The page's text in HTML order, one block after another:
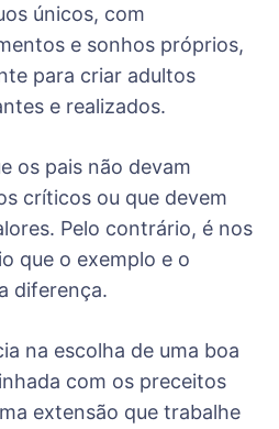
únicos, com
e sonhos próprios,
para criar adultos
e realizados.
os pais não devam
críticos ou que devem
Pelo contrário, é nos
que o exemplo e o
diferença.
na escolha de uma boa
com os preceitos
extensão que trabalhe